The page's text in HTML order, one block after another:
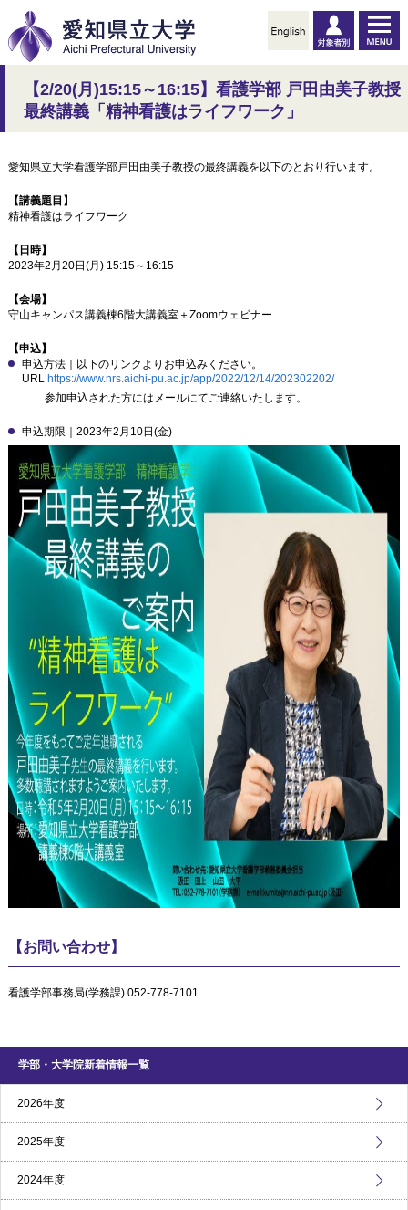
【2/20(月)15:15～16:15】看護学部 戸田由美子教授
最終講義「精神看護はライフワーク」
愛知県立大学看護学部戸田由美子教授の最終講義を以下のとおり行います。
【講義題目】
精神看護はライフワーク
【日時】
2023年2 月20日(月) 15:15～ 16:15
【会場】
守山キャンパス講義棟6階大講義室＋Zoomウェビナー
【申込】
申込方法｜以下のリンクよりお申込みください。
URL https://www.nrs.aichi-pu.ac.jp/app/2022/12/14/202302202/
参加申込された方にはメールにてご連絡いたします。
申込期限｜ 2023年2 月 10日(金)
【お問い合わせ】
看護学部事務局(学務課) 052-778-7101
学部・大学院新着情報一覧
2026年度
2025年度
2024年度